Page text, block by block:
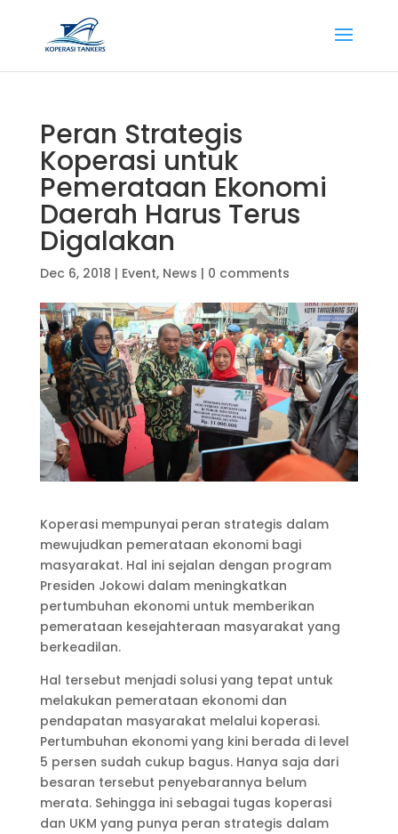
Peran Strategis
Koperasi untuk
Pemerataan Ekonomi
Daerah Harus Terus
Digalakan
Dec 6, 2018 | Event, News | 0 comments
Koperasi mempunyai peran strategis dalam
mewujudkan pemerataan ekonomi bagi
masyarakat. Hal ini sejalan dengan program
Presiden Jokowi dalam meningkatkan
pertumbuhan ekonomi untuk memberikan
pemerataan kesejahteraan masyarakat yang
berkeadilan.
Hal tersebut menjadi solusi yang tepat untuk
melakukan pemerataan ekonomi dan
pendapatan masyarakat melalui koperasi.
Pertumbuhan ekonomi yang kini berada di level
5 persen sudah cukup bagus. Hanya saja dari
besaran tersebut penyebarannya belum
merata. Sehingga ini sebagai tugas koperasi
dan UKM yang punya peran strategis dalam